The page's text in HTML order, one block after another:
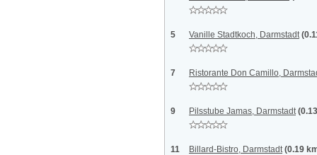
5 Vanille Stadtkoch, Darmstadt
7 Ristorante Don Camillo,
9 Pilsstube Jamas, Darmstadt
11 Billard-Bistro, Darmstadt (0.19